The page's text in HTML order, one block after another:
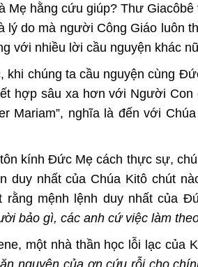
Mẹ hằng cứu giúp? Thư
lý do mà người Công Giáo luôn
với nhiều lời cầu nguyện khác
khi chúng ta cầu nguyện cùng
hợp sâu xa hơn với Người Con
Mariam”, nghĩa là đến với
kính Ðức Mẹ cách thực sự,
duy nhất của Chúa Kitô chút
rằng mệnh lệnh duy nhất của
bảo gì, các anh cứ việc làm
một nhà thần học lỗi lạc của
nguyên của ơn cứu rỗi cho